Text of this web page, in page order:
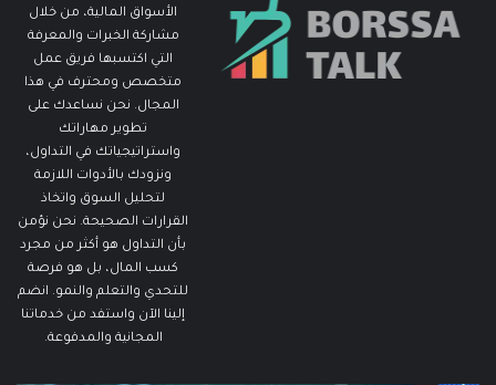
الأسواق المالية، من خلال
مشاركة الخبرات والمعرفة
التي اكتسبها فريق عمل
متخصص ومحترف في هذا
المجال. نحن نساعدك على
تطوير مهاراتك
واستراتيجياتك في التداول،
ونزودك بالأدوات اللازمة
لتحليل السوق واتخاذ
القرارات الصحيحة. نحن نؤمن
بأن التداول هو أكثر من مجرد
كسب المال، بل هو فرصة
للتحدي والتعلم والنمو. انضم
إلينا الآن واستفد من خدماتنا
المجانية والمدفوعة.